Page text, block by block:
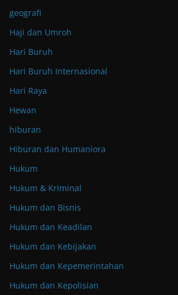
geografi
Haji dan Umroh
Hari Buruh
Hari Buruh Internasional
Hari Raya
Hewan
hiburan
Hiburan dan Humaniora
Hukum
Hukum & Kriminal
Hukum dan Bisnis
Hukum dan Keadilan
Hukum dan Kebijakan
Hukum dan Kepemerintahan
Hukum dan Kepolisian